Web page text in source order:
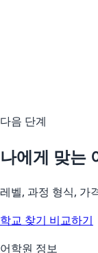
다음 단계
나에게 맞는
레벨, 과정 형식, 가
학교 찾기 비교하기
어학원 정보